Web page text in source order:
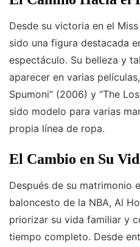
Desde su victoria en el
sido una figura destacada
espectáculo. Su belleza y
aparecer en varias
Spumoni” (2006) y “The
sido modelo para varias
propia línea de ropa.
El Cambio en Su
Después de su matrimonio
baloncesto de la NBA, Al
priorizar su vida familiar y
tiempo completo. Desde